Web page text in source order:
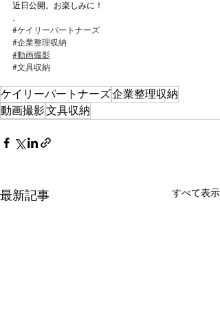
近日公開。お楽しみに！
.
#ケイリーパートナーズ
#企業整理収納
#動画撮影
#文具収納
ケイリーパートナーズ企業整理収納
動画撮影文具収納
最新記事 すべて表示